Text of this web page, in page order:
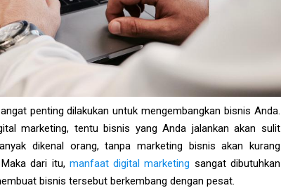
penting dilakukan untuk mengembangkan bisnis Anda.
marketing, tentu bisnis yang Anda jalankan akan sulit
dikenal orang, tanpa marketing bisnis akan kurang
dari itu, manfaat digital marketing sangat dibutuhkan
bisnis tersebut berkembang dengan pesat.